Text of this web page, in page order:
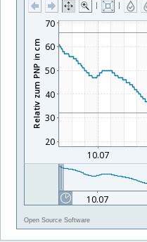
| |
Open Source Software